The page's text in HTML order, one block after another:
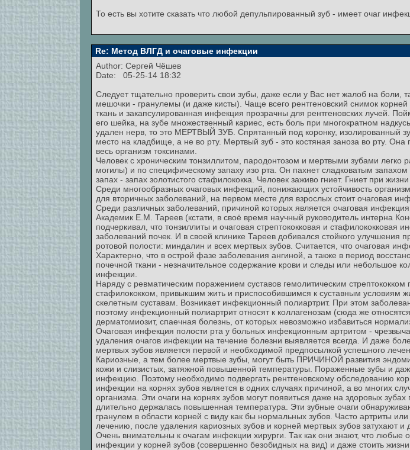
То есть вы хотите сказать что любой депульпированный зуб - имеет очаг
Re: Метод ВЛГД и очаговые инфекции
Author: Сергей Чёшев
Date: 05-25-14 18:32
Следует тщательно проверить свои зубы, даже если у Вас нет жалоб на боли,
мешочки - гранулемы (и даже кисты). Чаще всего рентгеновский снимок
ткань и закапсулированная инфекция прозрачны для рентгеновских лучей.
его шейка, на зубе множественный кариес, есть боль при многократном
удален нерв, то это МЕРТВЫЙ ЗУБ. Спрятанный под коронку, изолированный
место на кладбище, а не во рту. Мертвый зуб - это костяная заноза во рту.
весь организм токсинами.
Человек с хроническим тонзиллитом, пародонтозом и мертвыми зубами легко
могилы) и по специфическому запаху изо рта. Он пахнет сладковатым
запах - запах золотистого стафилококка. Человек заживо гниет. Гниет при
Среди многообразных очаговых инфекций, понижающих устойчивость
для вторичных заболеваний, на первом месте для взрослых стоит очаговая
Среди различных заболеваний, причиной которых является очаговая
Академик Е.М. Тареев (кстати, в своё время научный руководитель интерна
подчеркивал, что тонзиллиты и очаговая стрептококковая и
заболеваний почек. И в своей клинике Тареев добивался стойкого улучшения
ротовой полости: миндалин и всех мертвых зубов. Считается, что очаговая
Характерно, что в острой фазе заболевания ангиной, а также в период
почечной ткани - незначительное содержание крови и следы или небольшое
инфекции.
Наряду с ревматическим поражением суставов гемолитическим
стафилококком, привыкшим жить и приспособившимся к суставным условиям
скелетным суставам. Возникает инфекционный полиартрит. При этом
поэтому инфекционный полиартрит относят к коллагенозам (сюда же
дерматомиозит, спаечная болезнь, от которых невозможно избавиться
Очаговая инфекция полости рта у больных инфекционным артритом -
удаления очагов инфекции на течение болезни выявляется всегда. И даже
мертвых зубов является первой и необходимой предпосылкой успешного
Кариозные, а тем более мертвые зубы, могут быть ПРИЧИНОЙ развития
кожи и слизистых, затяжной повышенной температуры. Пораженные зубы и
инфекцию. Поэтому необходимо подвергать рентгеновскому обследованию
инфекции на корнях зубов является в одних случаях причиной, а во многих
организма. Эти очаги на корнях зубов могут появиться даже на здоровых
длительно держалась повышенная температура. Эти зубные очаги
гранулем в области корней с виду как бы нормальных зубов. Часто артриты
лечению, после удаления кариозных зубов и корней мертвых зубов затухают
Очень внимательны к очагам инфекции хирурги. Так как они знают, что любые
инфекции у корней зубов (совершенно безобидных на вид) и даже стоить